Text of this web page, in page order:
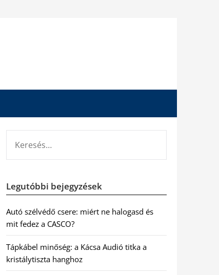
Legutóbbi bejegyzések
Autó szélvédő csere: miért ne halogasd és
mit fedez a CASCO?
Tápkábel minőség: a Kácsa Audió titka a
kristálytiszta hanghoz